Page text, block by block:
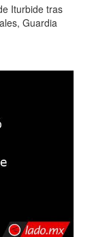
Iturbide tras
Guardia